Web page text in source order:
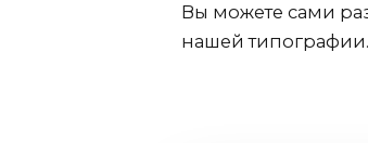
Вы можете сами
нашей типографии.